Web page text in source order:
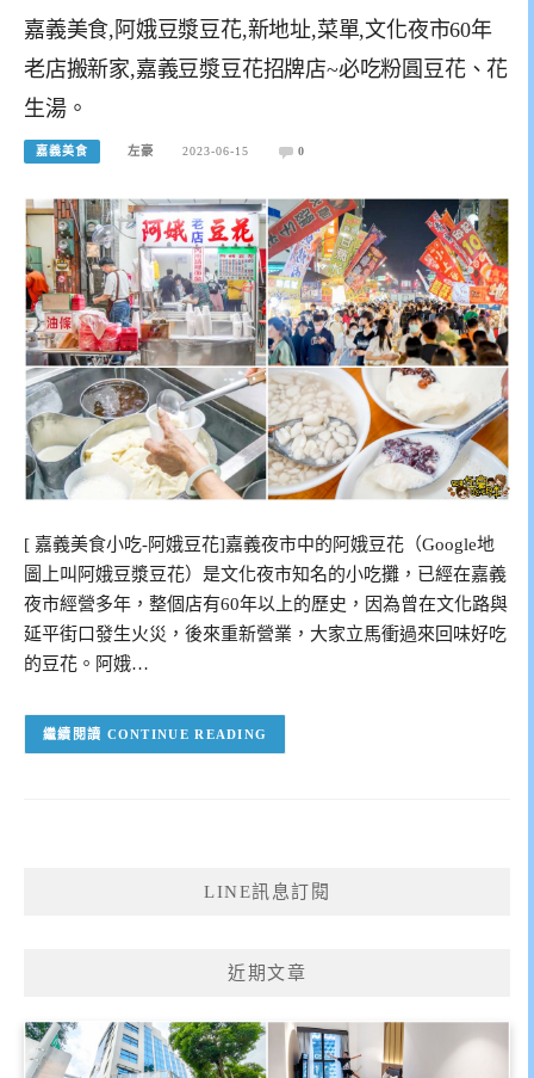
嘉義美食,阿娥豆漿豆花,新地址,菜單,文化夜市60年
老店搬新家,嘉義豆漿豆花招牌店~必吃粉圓豆花、花
生湯。
嘉義美食 左豪 2023-06-15 0
[ 嘉義美食小吃-阿娥豆花]嘉義夜市中的阿娥豆花（Google地
圖上叫阿娥豆漿豆花）是文化夜市知名的小吃攤，已經在嘉義
夜市經營多年，整個店有60年以上的歷史，因為曾在文化路與
延平街口發生火災，後來重新營業，大家立馬衝過來回味好吃
的豆花。阿娥…
CONTINUE READING
LINE訊息訂閱
近期文章